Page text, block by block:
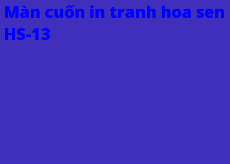
số
lượng
Màn cuốn in tranh hoa sen
HS-13